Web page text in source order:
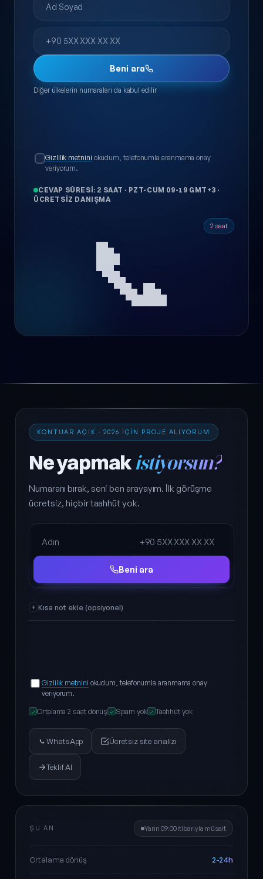
Telefon
Beni ara
Diğer ülkelerin numaraları da kabul edilir
Gizlilik metnini okudum, telefonumla aranmama onay
veriyorum.
CEVAP SÜRESI: 2 SAAT · PZT-CUM 09-19 GMT+3 ·
ÜCRETSIZ DANIŞMA
📞 2 saat
KONTUAR AÇIK · 2026 IÇIN PROJE ALIYORUM
Ne yapmakistiyorsun?
Numaranı bırak, seni ben arayayım. İlk görüşme
ücretsiz, hiçbir taahhüt yok.
Ad Soyad
Telefon
Beni ara
Kısa not ekle (opsiyonel)
Gizlilik metnini okudum, telefonumla aranmama onay
veriyorum.
✓ Ortalama 2 saat dönüş ✓ Spam yok ✓ Taahhüt yok
WhatsApp Ücretsiz site analizi
Teklif Al
ŞU AN Yarın 09:00 itibarıyla müsait
Ortalama dönüş 2-24h